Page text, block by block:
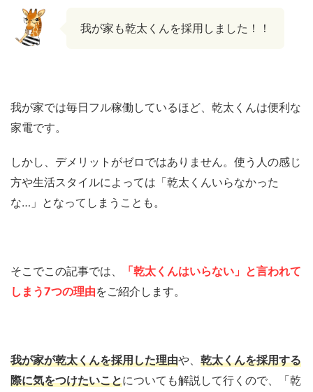
我が家も乾太くんを採用しました！！
我が家では毎日フル稼働しているほど、乾太くんは便利な
家電です。
しかし、デメリットがゼロではありません。使う人の感じ
方や生活スタイルによっては「乾太くんいらなかった
な…」となってしまうことも。
そこでこの記事では、
「乾太くんはいらない」と言われて
しまう7つの理由をご紹介します。
我が家が乾太くんを採用した理由や、 乾太くんを採用する
際に気をつけたいことについても解説して行くので、「乾